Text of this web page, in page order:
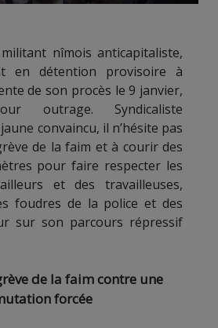
nîmois anticapitaliste,
en détention provisoire à
de son procès le 9 janvier,
outrage. Syndicaliste
convaincu, il n’hésite pas
de la faim et à courir des
pour faire respecter les
et des travailleuses,
foudres de la police et des
sur son parcours répressif
de la faim contre une
forcée